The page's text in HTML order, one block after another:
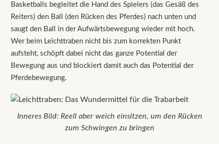
Basketballs begleitet die Hand des Spielers (das Gesäß des
Reiters) den Ball (den Rücken des Pferdes) nach unten und
saugt den Ball in der Aufwärtsbewegung wieder mit hoch.
Wer beim Leichttraben nicht bis zum korrekten Punkt
aufsteht, schöpft dabei nicht das ganze Potential der
Bewegung aus und blockiert damit auch das Potential der
Pferdebewegung.
Inneres Bild: Reell aber weich einsitzen, um den Rücken
zum Schwingen zu bringen